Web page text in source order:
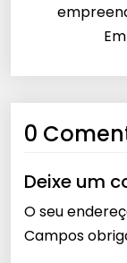
0
Deixe um
O seu
Campos